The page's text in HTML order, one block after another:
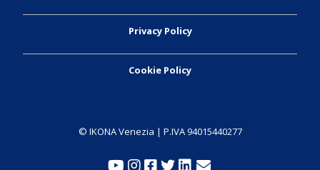
Privacy Policy
Cookie Policy
© IKONA Venezia | P.IVA 94015440277